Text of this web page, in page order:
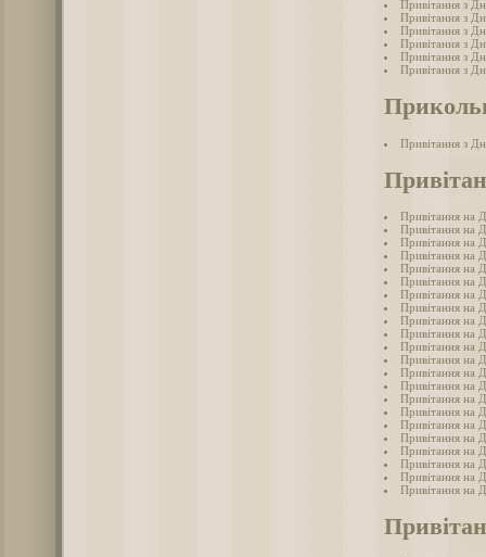
Привітання з
Привітання з
Привітання з
Привітання з
Привітання з
Привітання з
Привітання з
Привітання на
Привітання на
Привітання на
Привітання на
Привітання на
Привітання на
Привітання на
Привітання на
Привітання на
Привітання на
Привітання на
Привітання на
Привітання на
Привітання на
Привітання на
Привітання на
Привітання на
Привітання на
Привітання на
Привітання на
Привітання на
Привітання на